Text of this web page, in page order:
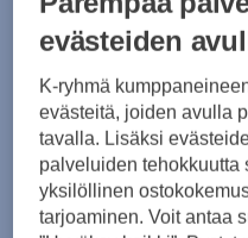
February 2026 (5)
January 2026(6)
December 2025 (8)
November 2025(7)
October 2025
(8)
September 2025(5)
August 2025 (6)
July 2025(7)
June 2025(7)
May 2025(6)
evästeiden
K-ryhmä
evästeitä, joiden avulla
tavalla. Lisäksi
palveluiden tehokkuutta
yksilöllinen
tarjoaminen. Voit antaa